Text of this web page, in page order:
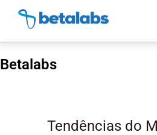
Betalabs
Tendências do